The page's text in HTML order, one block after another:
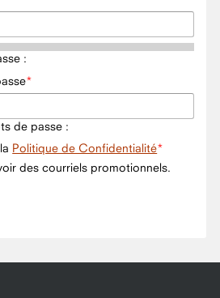
:
de passe :
Politique de Confidentialité
des courriels promotionnels.